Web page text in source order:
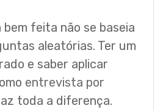
feita não se baseia
aleatórias. Ter um
e saber aplicar
entrevista por
toda a diferença.